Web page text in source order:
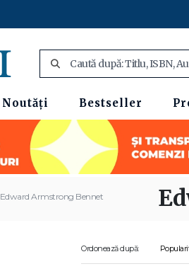
Noutăți Bestseller
Edward Armstrong Bennet
Ordonează după: